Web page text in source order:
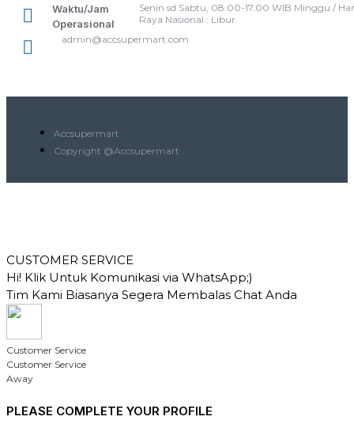
Waktu/Jam
Operasional
Senin sd Sabtu, 08.00-17.00 WIB Minggu /
Raya Nasional : Libur
admin@accsupermart.com
Accsupermart
Copyright @Accsupermart
CUSTOMER SERVICE
Hi! Klik Untuk Komunikasi via WhatsApp;)
Tim Kami Biasanya Segera Membalas Chat Anda
Customer Service
Customer Service
Away
PLEASE COMPLETE YOUR PROFILE